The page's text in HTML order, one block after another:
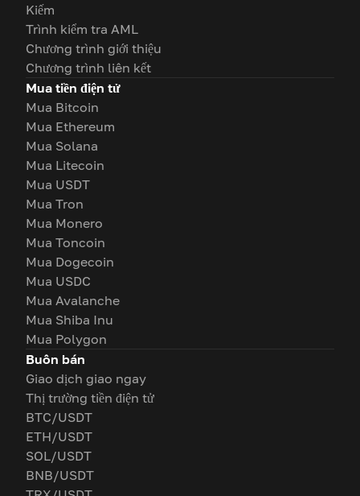
Kiếm
Trình kiểm tra AML
Chương trình giới thiệu
Chương trình liên kết
Mua tiền điện tử
Mua Bitcoin
Mua Ethereum
Mua Solana
Mua Litecoin
Mua USDT
Mua Tron
Mua Monero
Mua Toncoin
Mua Dogecoin
Mua USDC
Mua Avalanche
Mua Shiba Inu
Mua Polygon
Buôn bán
Giao dịch giao ngay
Thị trường tiền điện tử
BTC/USDT
ETH/USDT
SOL/USDT
BNB/USDT